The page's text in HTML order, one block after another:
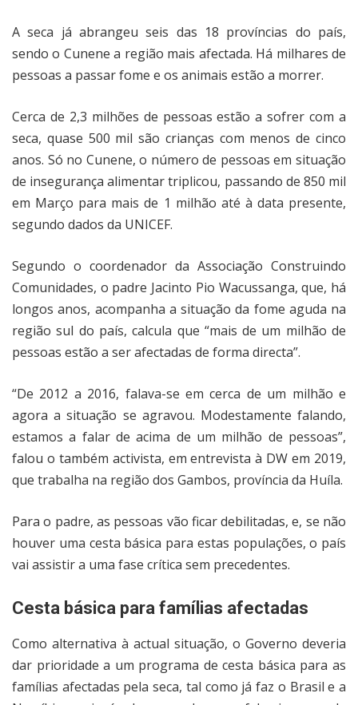
A seca já abrangeu seis das 18 províncias do país,
sendo o Cunene a região mais afectada. Há milhares de
pessoas a passar fome e os animais estão a morrer.
Cerca de 2,3 milhões de pessoas estão a sofrer com a
seca, quase 500 mil são crianças com menos de cinco
anos. Só no Cunene, o número de pessoas em situação
de insegurança alimentar triplicou, passando de 850 mil
em Março para mais de 1 milhão até à data presente,
segundo dados da UNICEF.
Segundo o coordenador da Associação Construindo
Comunidades, o padre Jacinto Pio Wacussanga, que, há
longos anos, acompanha a situação da fome aguda na
região sul do país, calcula que “mais de um milhão de
pessoas estão a ser afectadas de forma directa”.
“De 2012 a 2016, falava-se em cerca de um milhão e
agora a situação se agravou. Modestamente falando,
estamos a falar de acima de um milhão de pessoas”,
falou o também activista, em entrevista à DW em 2019,
que trabalha na região dos Gambos, província da Huíla.
Para o padre, as pessoas vão ficar debilitadas, e, se não
houver uma cesta básica para estas populações, o país
vai assistir a uma fase crítica sem precedentes.
Cesta básica para famílias afectadas
Como alternativa à actual situação, o Governo deveria
dar prioridade a um programa de cesta básica para as
famílias afectadas pela seca, tal como já faz o Brasil e a